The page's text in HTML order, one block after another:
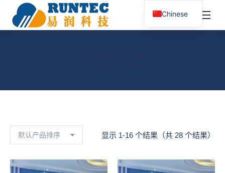
显示 1-16 个结果（共 28 个结果）
Chinese